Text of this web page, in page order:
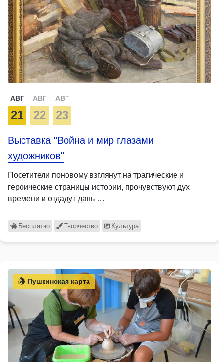
АВГ
21
АВГ
22
АВГ
23
Выставка "Война и мир глазами
художников"
Посетители поновому взглянут на трагические и
героические страницы истории, прочувствуют дух
времени и отдадут дань …
Бесплатно Творчество Культура
Пушкинская карта